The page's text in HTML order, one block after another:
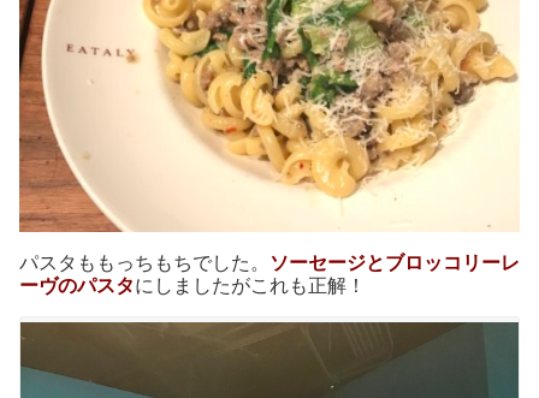
パスタももっちもちでした。
ソーセージとブロッコリーレ
ーヴのパスタにしましたがこれも正解！